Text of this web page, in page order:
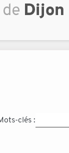
clés :